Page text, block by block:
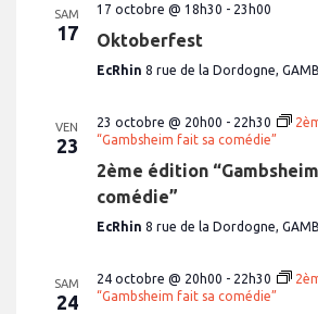
SAM
17
17 octobre @ 18h30 - 23h00
Oktoberfest
EcRhin 8 rue de la Dordogne,
VEN
23
23 octobre @ 20h00 - 22h30
“Gambsheim fait sa comédie”
2ème édition
comédie”
EcRhin 8 rue de la Dordogne,
SAM
24
24 octobre @ 20h00 - 22h30
“Gambsheim fait sa comédie”